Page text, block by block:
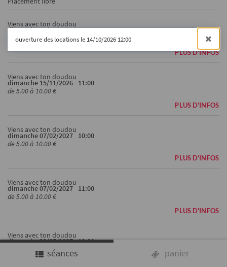
séances panier
Viens avec ton doudou
dimanche 15/11/2026 10:00
de 5.00 à 10.00 €
PLUS D'INFOS
Viens avec ton doudou
dimanche 15/11/2026
11:00
de 5.00 à 10.00 €
PLUS D'INFOS
Viens avec ton doudou
dimanche 07/02/2027
10:00
de 5.00 à 10.00 €
PLUS D'INFOS
Viens avec ton doudou
dimanche 07/02/2027
11:00
de 5.00 à 10.00 €
PLUS D'INFOS
Viens avec ton doudou
dimanche 23/05/2027 10:00
de 5.00 à 10.00 €
ouverture des locations le 14/10/2026 12:00